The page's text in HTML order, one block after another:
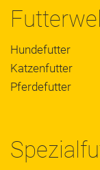
Hundefutter
Katzenfutter
Pferdefutter